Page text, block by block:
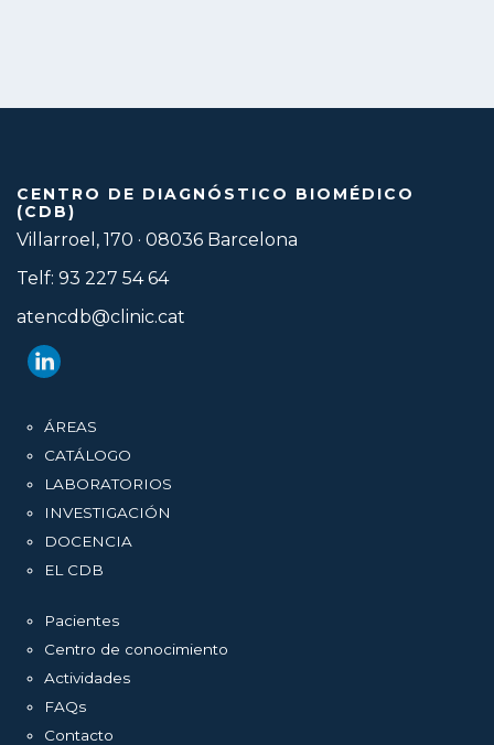
CENTRO DE DIAGNÓSTICO BIOMÉDICO
(CDB)
Villarroel, 170 · 08036 Barcelona
Telf: 93 227 54 64
atencdb@clinic.cat
ÁREAS
CATÁLOGO
LABORATORIOS
INVESTIGACIÓN
DOCENCIA
EL CDB
Pacientes
Centro de conocimiento
Actividades
FAQs
Contacto